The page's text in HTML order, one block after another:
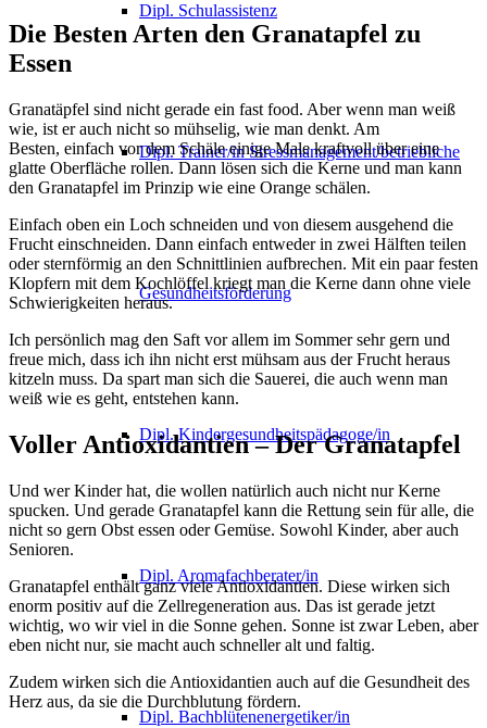
Dipl. Schulassistenz
Dipl. Trainer/in Stressmanagement/betriebliche
Gesundheitsförderung
Dipl. Kindergesundheitspädagoge/in
Dipl. Aromafachberater/in
Dipl. Bachblütenenergetiker/in
Die Besten Arten den Granatapfel zu
Essen
Granatäpfel sind nicht gerade ein fast food. Aber wenn man weiß
wie, ist er auch nicht so mühselig, wie man denkt. Am
Besten, einfach vor dem Schäle einige Male kraftvoll über eine
glatte Oberfläche rollen. Dann lösen sich die Kerne und man kann
den Granatapfel im Prinzip wie eine Orange schälen.
Einfach oben ein Loch schneiden und von diesem ausgehend die
Frucht einschneiden. Dann einfach entweder in zwei Hälften teilen
oder sternförmig an den Schnittlinien aufbrechen. Mit ein paar festen
Klopfern mit dem Kochlöffel kriegt man die Kerne dann ohne viele
Schwierigkeiten heraus.
Ich persönlich mag den Saft vor allem im Sommer sehr gern und
freue mich, dass ich ihn nicht erst mühsam aus der Frucht heraus
kitzeln muss. Da spart man sich die Sauerei, die auch wenn man
weiß wie es geht, entstehen kann.
Voller Antioxidantien – Der Granatapfel
Und wer Kinder hat, die wollen natürlich auch nicht nur Kerne
spucken. Und gerade Granatapfel kann die Rettung sein für alle, die
nicht so gern Obst essen oder Gemüse. Sowohl Kinder, aber auch
Senioren.
Granatapfel enthält ganz viele Antioxidantien. Diese wirken sich
enorm positiv auf die Zellregeneration aus. Das ist gerade jetzt
wichtig, wo wir viel in die Sonne gehen. Sonne ist zwar Leben, aber
eben nicht nur, sie macht auch schneller alt und faltig.
Zudem wirken sich die Antioxidantien auch auf die Gesundheit des
Herz aus, da sie die Durchblutung fördern.